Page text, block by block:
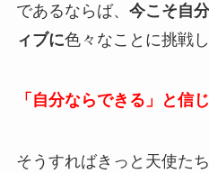
であるならば、 今こそ自
ィブに色々なことに挑戦
「自分ならできる」と信
そうすればきっと天使た